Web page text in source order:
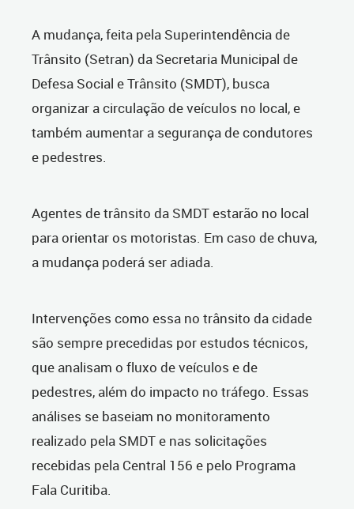
A mudança, feita pela Superintendência de
Trânsito (Setran) da Secretaria Municipal de
Defesa Social e Trânsito (SMDT), busca
organizar a circulação de veículos no local, e
também aumentar a segurança de condutores
e pedestres.
Agentes de trânsito da SMDT estarão no local
para orientar os motoristas. Em caso de chuva,
a mudança poderá ser adiada.
Intervenções como essa no trânsito da cidade
são sempre precedidas por estudos técnicos,
que analisam o fluxo de veículos e de
pedestres, além do impacto no tráfego. Essas
análises se baseiam no monitoramento
realizado pela SMDT e nas solicitações
recebidas pela Central 156 e pelo Programa
Fala Curitiba.